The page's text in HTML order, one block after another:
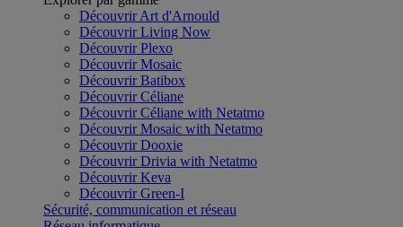
Découvrir Art d'Arnould
Découvrir Living Now
Découvrir Plexo
Découvrir Mosaic
Découvrir Batibox
Découvrir Céliane
Découvrir Céliane with Netatmo
Découvrir Mosaic with Netatmo
Découvrir Dooxie
Découvrir Drivia with Netatmo
Découvrir Keva
Découvrir Green-I
Sécurité, communication et réseau